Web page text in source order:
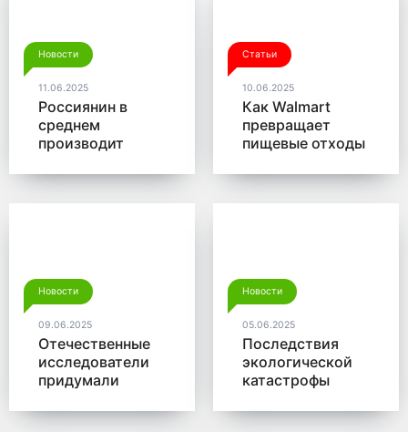
Новости
11.06.2025
Россиянин в
среднем
производит
мусора в год
Статьи
10.06.2025
Как Walmart
превращает
пищевые отходы
Новости
09.06.2025
Отечественные
исследователи
придумали
для утилизации
Новости
05.06.2025
Последствия
экологической
катастрофы
микробы от